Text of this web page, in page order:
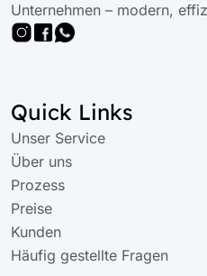
Unternehmen – modern,
Quick Links
Unser Service
Über uns
Prozess
Preise
Kunden
Häufig gestellte Fragen